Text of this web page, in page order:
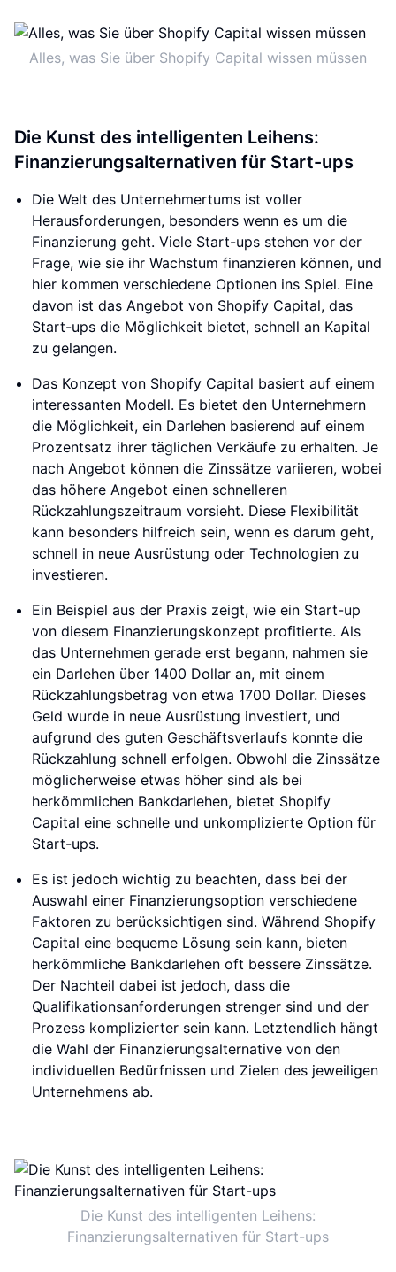
Alles, was Sie über Shopify Capital wissen müssen
Die Kunst des intelligenten Leihens:
Finanzierungsalternativen für Start-ups
Die Welt des Unternehmertums ist voller
Herausforderungen, besonders wenn es um die
Finanzierung geht. Viele Start-ups stehen vor der
Frage, wie sie ihr Wachstum finanzieren können, und
hier kommen verschiedene Optionen ins Spiel. Eine
davon ist das Angebot von Shopify Capital, das
Start-ups die Möglichkeit bietet, schnell an Kapital
zu gelangen.
Das Konzept von Shopify Capital basiert auf einem
interessanten Modell. Es bietet den Unternehmern
die Möglichkeit, ein Darlehen basierend auf einem
Prozentsatz ihrer täglichen Verkäufe zu erhalten. Je
nach Angebot können die Zinssätze variieren, wobei
das höhere Angebot einen schnelleren
Rückzahlungszeitraum vorsieht. Diese Flexibilität
kann besonders hilfreich sein, wenn es darum geht,
schnell in neue Ausrüstung oder Technologien zu
investieren.
Ein Beispiel aus der Praxis zeigt, wie ein Start-up
von diesem Finanzierungskonzept profitierte. Als
das Unternehmen gerade erst begann, nahmen sie
ein Darlehen über 1400 Dollar an, mit einem
Rückzahlungsbetrag von etwa 1700 Dollar. Dieses
Geld wurde in neue Ausrüstung investiert, und
aufgrund des guten Geschäftsverlaufs konnte die
Rückzahlung schnell erfolgen. Obwohl die Zinssätze
möglicherweise etwas höher sind als bei
herkömmlichen Bankdarlehen, bietet Shopify
Capital eine schnelle und unkomplizierte Option für
Start-ups.
Es ist jedoch wichtig zu beachten, dass bei der
Auswahl einer Finanzierungsoption verschiedene
Faktoren zu berücksichtigen sind. Während Shopify
Capital eine bequeme Lösung sein kann, bieten
herkömmliche Bankdarlehen oft bessere Zinssätze.
Der Nachteil dabei ist jedoch, dass die
Qualifikationsanforderungen strenger sind und der
Prozess komplizierter sein kann. Letztendlich hängt
die Wahl der Finanzierungsalternative von den
individuellen Bedürfnissen und Zielen des jeweiligen
Unternehmens ab.
Die Kunst des intelligenten Leihens:
Finanzierungsalternativen für Start-ups